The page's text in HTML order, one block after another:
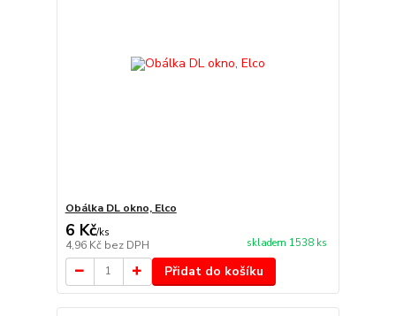
Obálka DL okno, Elco
6 Kč/ks
4,96 Kč bez DPH skladem 1538 ks
Přidat do košíku